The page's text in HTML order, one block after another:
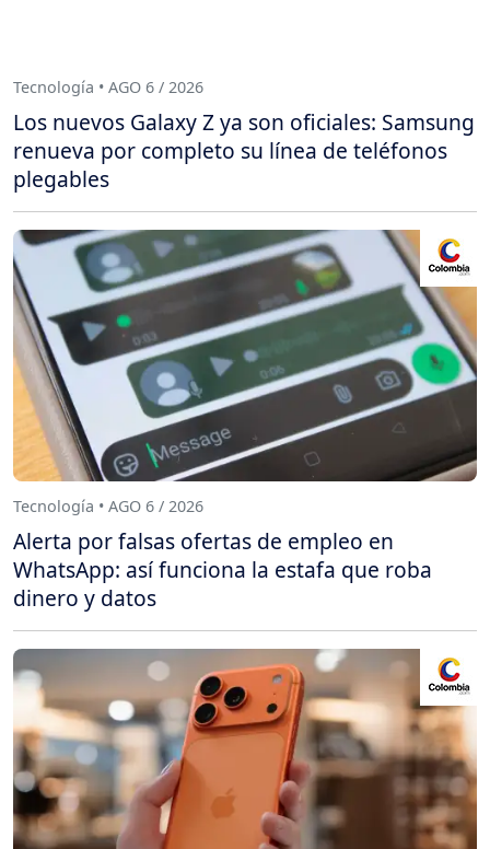
Tecnología • AGO 6 / 2026
Los nuevos Galaxy Z ya son oficiales: Samsung
renueva por completo su línea de teléfonos
plegables
Tecnología • AGO 6 / 2026
Alerta por falsas ofertas de empleo en
WhatsApp: así funciona la estafa que roba
dinero y datos